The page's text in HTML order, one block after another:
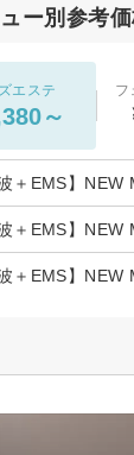
ー別参考
エステ
～
フ
波＋EMS】
＋EMS】
波＋EMS】